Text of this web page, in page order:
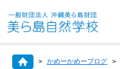
かめーかめーブログ